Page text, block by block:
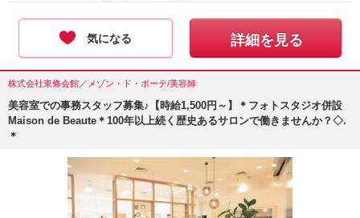
気になる 詳細を見る
株式会社東條会館／メゾン・ド・ボーテ/美容師
美容室での事務スタッフ募集♪【時給1,500円～】＊フォトスタジオ併設
Maison de Beaute＊100年以上続く歴史あるサロンで働きませんか？◇.
＊